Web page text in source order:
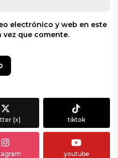
electrónico y web en este
vez que comente.
(x) tiktok
youtube